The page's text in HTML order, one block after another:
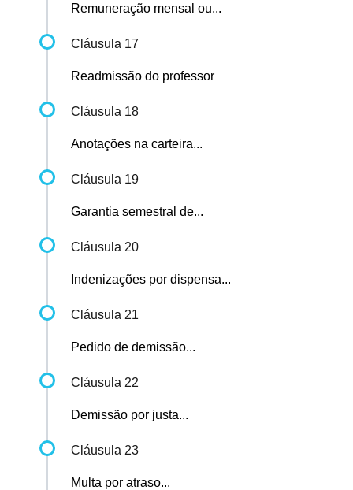
Remuneração mensal ou...
Cláusula 17
Readmissão do professor
Cláusula 18
Anotações na carteira...
Cláusula 19
Garantia semestral de...
Cláusula 20
Indenizações por dispensa...
Cláusula 21
Pedido de demissão...
Cláusula 22
Demissão por justa...
Cláusula 23
Multa por atraso...